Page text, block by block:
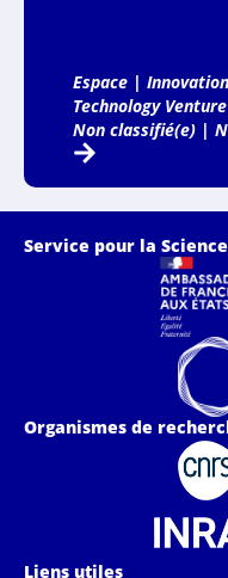
Espace| Innovation
Technology
Non classifié(e)|
Service pour la
Organismes de
Liens utiles